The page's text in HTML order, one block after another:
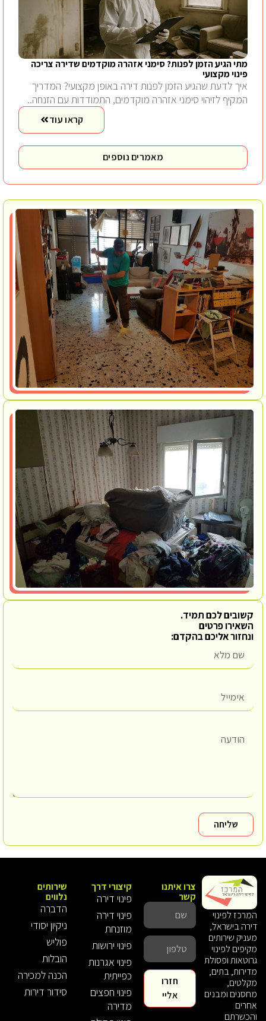
מתי הגיע הזמן לפנות? סימני אזהרה מוקדמים שדירה צריכה
פינוי מקצועי
איך לדעת שהגיע הזמן לפנות דירה באופן מקצועי? המדריך
המקיף לזיהוי סימני אזהרה מוקדמים, התמודדות עם הזנחה..
קראו עוד
מאמרים נוספים
קשובים לכם תמיד.
השאירו פרטים
ונחזור אליכם בהקדם:
שליחה
המרכז לפינוי
דירה בישראל,
מעניק שירותים
מקיפים לפינוי
גרוטאות ופסולת
מדירות, בתים,
מקלטים,
מחסנים ומבנים
אחרים
והכשרתם
קיצורי דרך
פינוי דירה
פינוי דירה
מוזנחת
פינוי ירושות
פינוי אגרנות
כפייתית
פינוי חפצים
מדירה
שירותים
נלווים
הדברה
ניקיון יסודי
פוליש
הובלות
הכנה למכירה
סידור דירות
צרו איתנו
קשר
חזרו
אליי